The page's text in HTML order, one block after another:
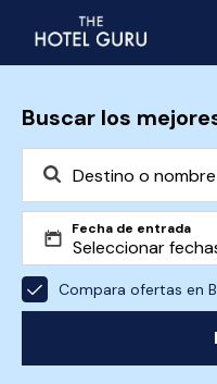
Buscar los
Fecha de entrada
Compara ofertas en